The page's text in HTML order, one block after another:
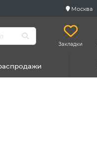
Москва
Закладки